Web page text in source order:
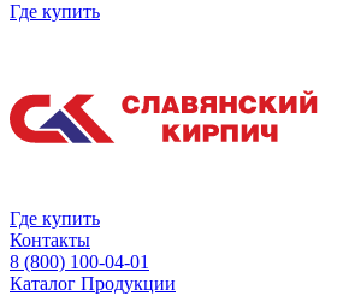
Где купить
Где купить
Контакты
8 (800) 100-04-01
Каталог Продукции